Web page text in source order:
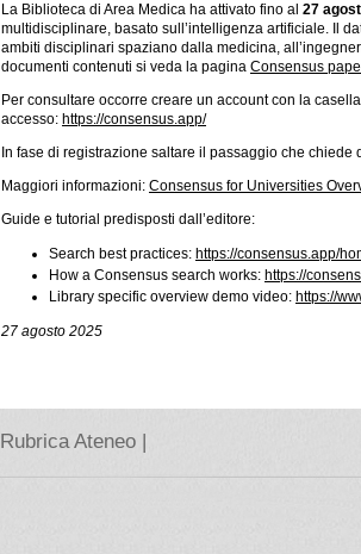
La Biblioteca di Area Medica ha attivato fino al 27
multidisciplinare, basato sull’intelligenza artificiale. Il
ambiti disciplinari spaziano dalla medicina,
documenti contenuti si veda la pagina Consensus
Per consultare occorre creare un account con la
accesso: https://consensus.app/
In fase di registrazione saltare il passaggio che chiede
Maggiori informazioni: Consensus for Universities
Guide e tutorial predisposti dall’editore:
Search best practices: https://consensus.app/
How a Consensus search works: https://
Library specific overview demo video: https://
27 agosto 2025
Rubrica Ateneo |